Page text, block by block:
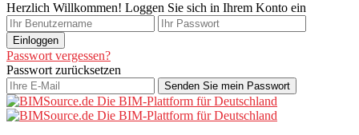
Herzlich Willkommen! Loggen Sie sich in Ihrem Konto ein
Passwort vergessen?
Passwort zurücksetzen